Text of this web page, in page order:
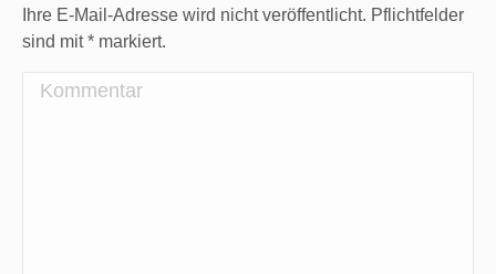
Ihre E-Mail-Adresse wird nicht veröffentlicht. Pflichtfelder
sind mit* markiert.
Kommentar